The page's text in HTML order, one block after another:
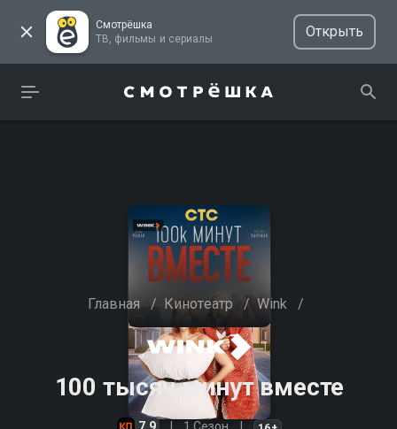
Смотрёшка
ТВ, фильмы и сериалы
Открыть
Главная / Кинотеатр / Wink /
100 тысяч минут вместе